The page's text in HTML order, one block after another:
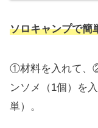
ソロキャンプで簡
①材料を入れて、
ンソメ（1個）を
単）。